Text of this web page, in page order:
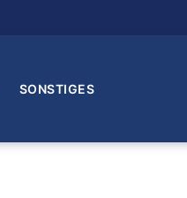
SONSTIGES